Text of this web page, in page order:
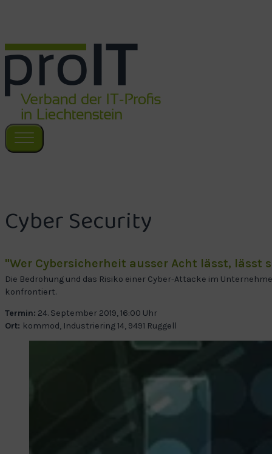
Cyber Security
"Wer Cybersicherheit ausser Acht lässt, lässt
Die Bedrohung und das Risiko einer Cyber-Attacke im
konfrontiert.
Termin: 24. September 2019, 16:00 Uhr
Ort: kommod, Industriering 14, 9491 Ruggell